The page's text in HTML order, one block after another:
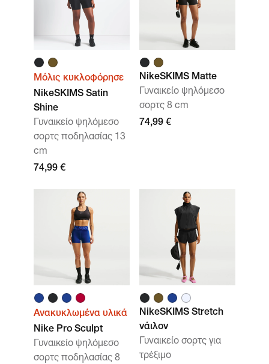
Μόλις κυκλοφόρησε
NikeSKIMS Satin
Shine
Γυναικείο ψηλόμεσο
σορτς ποδηλασίας 13
cm
74,99 €
NikeSKIMS Matte
Γυναικείο ψηλόμεσο
σορτς 8 cm
74,99 €
Ανακυκλωμένα υλικά
Nike Pro Sculpt
Γυναικείο ψηλόμεσο
σορτς ποδηλασίας 8
NikeSKIMS Stretch
νάιλον
Γυναικείο σορτς για
τρέξιμο